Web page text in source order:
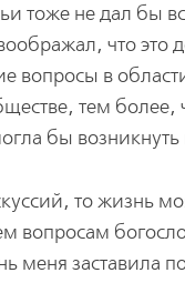
тоже не дал бы
что это
вопросы в
тем более,
бы
то жизнь
вопросам
меня заставила